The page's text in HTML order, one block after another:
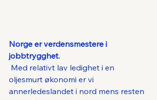
Norge er verdensmestere i
jobbtrygghet.
oljesmurt økonomi er vi
annerledeslandet i nord mens resten